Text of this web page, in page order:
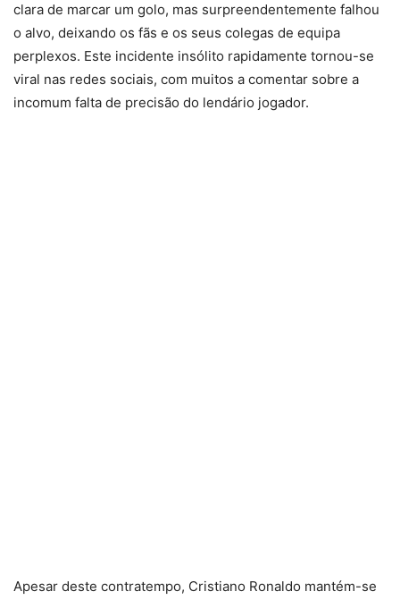
clara de marcar um golo, mas surpreendentemente falhou
o alvo, deixando os fãs e os seus colegas de equipa
perplexos. Este incidente insólito rapidamente tornou-se
viral nas redes sociais, com muitos a comentar sobre a
incomum falta de precisão do lendário jogador.
Apesar deste contratempo, Cristiano Ronaldo mantém-se